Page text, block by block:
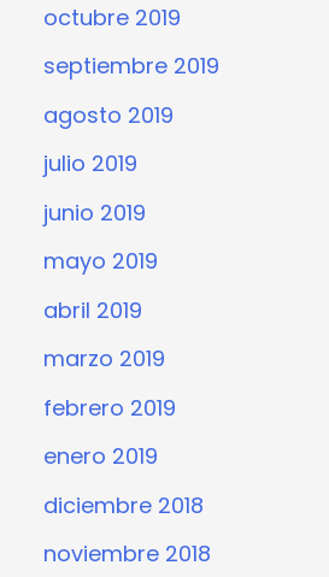
octubre 2019
septiembre 2019
agosto 2019
julio 2019
junio 2019
mayo 2019
abril 2019
marzo 2019
febrero 2019
enero 2019
diciembre 2018
noviembre 2018